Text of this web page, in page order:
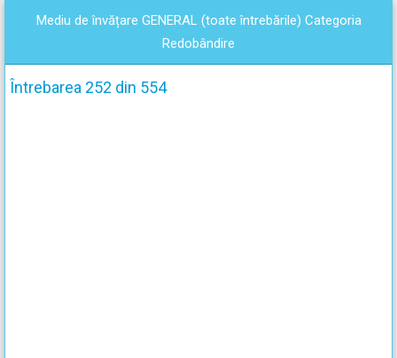
0
Mediu de învățare GENERAL (toate întrebările) Categoria
Redobândire
Întrebarea 252 din 554